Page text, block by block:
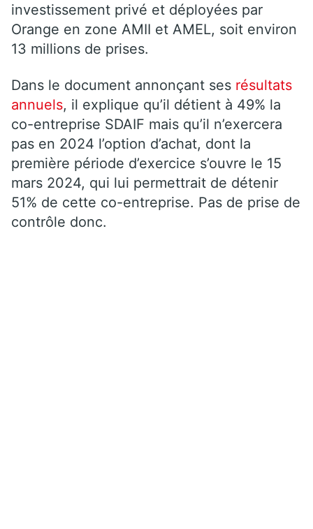
investissement privé et déployées par
Orange en zone AMII et AMEL, soit environ
13 millions de prises.
Dans le document annonçant ses résultats
annuels, il explique qu’il détient à 49% la
co-entreprise SDAIF mais qu’il n’exercera
pas en 2024 l’option d’achat, dont la
première période d’exercice s’ouvre le 15
mars 2024, qui lui permettrait de détenir
51% de cette co-entreprise. Pas de prise de
contrôle donc.